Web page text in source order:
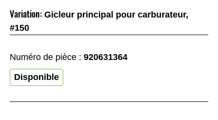
Variation: Gicleur principal pour carburateur,
#150
Numéro de pièce : 920631364
Disponible